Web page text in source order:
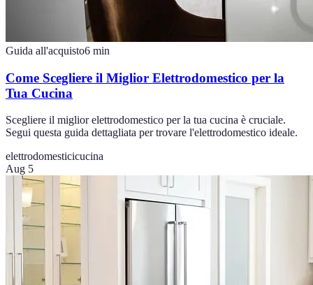
Guida all'acquisto6 min
Come Scegliere il Miglior Elettrodomestico per la
Tua Cucina
Scegliere il miglior elettrodomestico per la tua cucina è cruciale.
Segui questa guida dettagliata per trovare l'elettrodomestico ideale.
elettrodomesticicucina
Aug 5